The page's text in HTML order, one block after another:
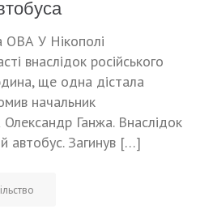
ОВА У Нікополі
внаслідок російського
ще одна дістала
начальник
Ганжа. Внаслідок
автобус. Загинув […]